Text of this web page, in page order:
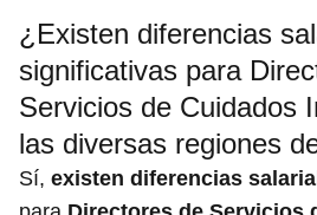
¿Existen diferencias
significativas para
Servicios de Cuidados
las diversas regiones
Sí, existen diferencias